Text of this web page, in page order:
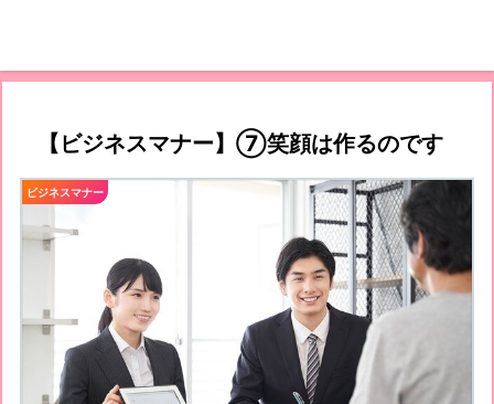
【ビジネスマナー】⑦笑顔は作るのです
ビジネスマナー